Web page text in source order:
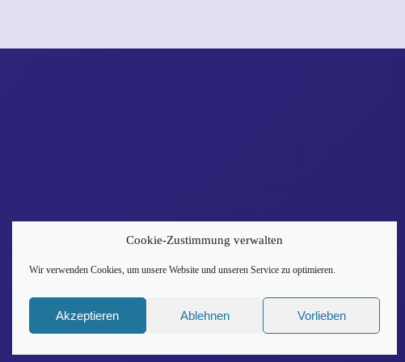
Cookie-Zustimmung verwalten
Wir verwenden Cookies, um unsere Website und unseren Service zu optimieren.
Akzeptieren Ablehnen Vorlieben